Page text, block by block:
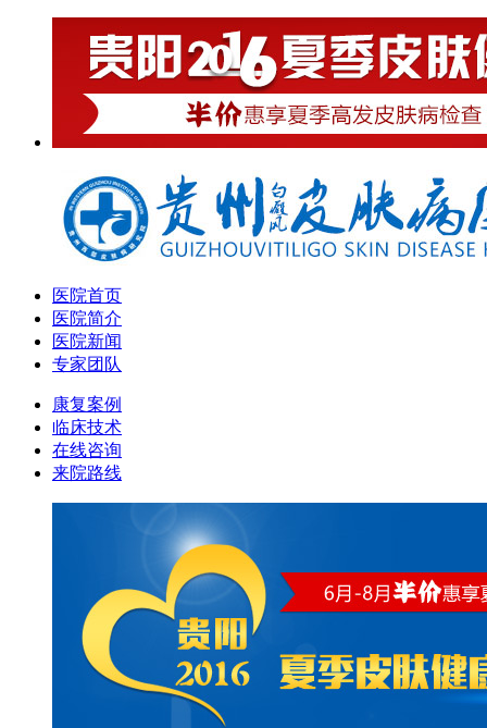
医院首页
医院简介
医院新闻
专家团队
康复案例
临床技术
在线咨询
来院路线